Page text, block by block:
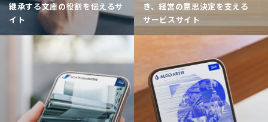
継承する文庫の役割を伝えるサ
イト
き、経営の意思決定を支える
サービスサイト